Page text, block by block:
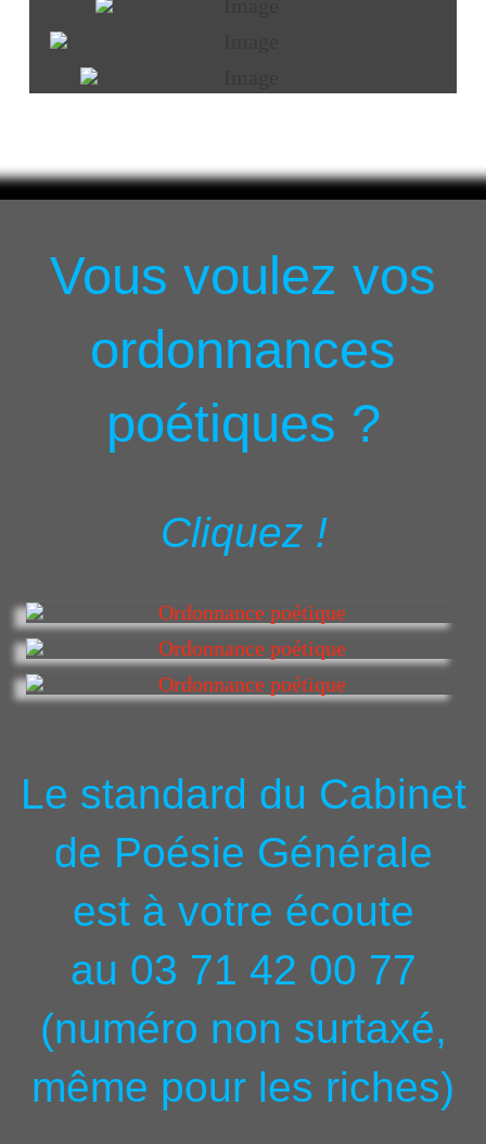
Vous voulez vos
ordonnances
poétiques ?
Cliquez !
Le standard du Cabinet
de Poésie Générale
est à votre écoute
au 03 71 42 00 77
(numéro non surtaxé,
même pour les riches)